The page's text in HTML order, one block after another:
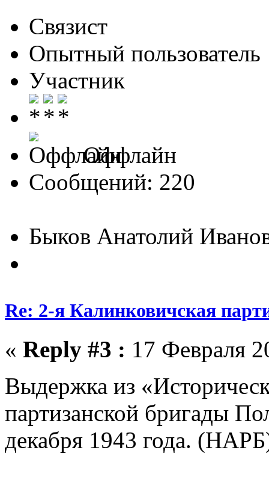
Связист
Опытный пользователь
Участник
Оффлайн
Сообщений: 220
Быков Анатолий
Re: 2-я Калинковичская
« Reply #3 : 17 Февраля
Выдержка из
партизанской бригады
декабря 1943 года.